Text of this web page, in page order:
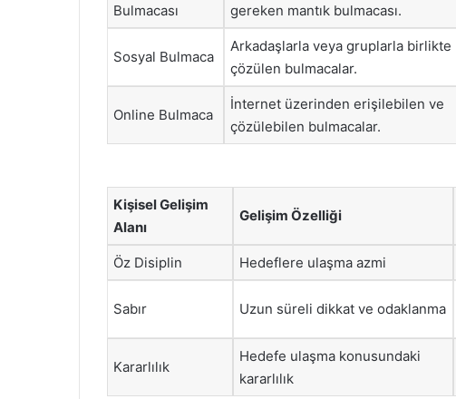
Bulmacası
gereken mantık bulmacası.
Sosyal Bulmaca
Arkadaşlarla veya gruplarla birlikte
çözülen bulmacalar.
Online Bulmaca
İnternet üzerinden erişilebilen ve
çözülebilen bulmacalar.
Kişisel Gelişim
Alanı
Gelişim Özelliği
Öz Disiplin Hedeflere ulaşma azmi
Sabır Uzun süreli dikkat ve odaklanma
Kararlılık
Hedefe ulaşma konusundaki
kararlılık